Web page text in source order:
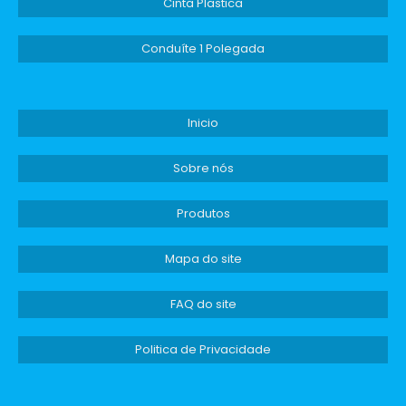
resultados excepcionais. Solicite seu
objetivos comerciais!
Conduíte 1 Polegada
Inicio
Sobre nós
Produtos
Mapa do site
FAQ do site
Politica de Privacidade